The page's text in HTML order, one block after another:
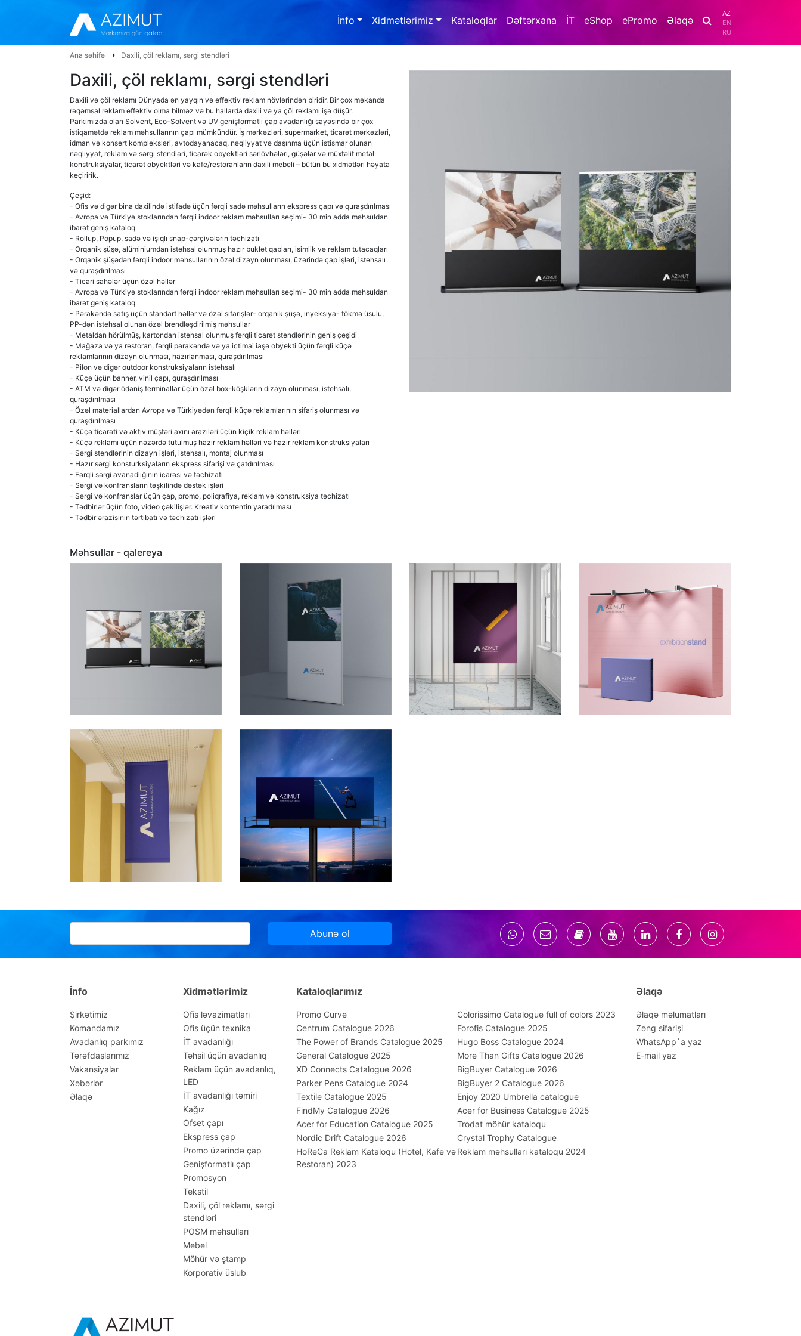
İnfo Xidmətlərimiz Kataloqlar Dəftərxana İT eShop ePromo Əlaqə
AZ
EN
RU
Ana səhifə Daxili, çöl reklamı, sərgi stendləri
Daxili, çöl reklamı, sərgi stendləri
Daxili və çöl reklamı Dünyada ən yayqın və effektiv reklam növlərindən biridir. Bir çox məkanda
rəqəmsal reklam effektiv olma bilməz və bu hallarda daxili və ya çöl reklamı işə düşür.
Parkımızda olan Solvent, Eco-Solvent və UV genişformatlı çap avadanlığı sayəsində bir çox
istiqamətdə reklam məhsullarının çapı mümkündür. İş mərkəzləri, supermarket, ticarət mərkəzləri,
idman və konsert kompleksləri, avtodayanacaq, nəqliyyat və daşınma üçün istismar olunan
nəqliyyat, reklam və sərgi stendləri, ticarək obyektləri sərlövhələri, güşələr və müxtəlif metal
konstruksiyalar, ticarət obyektləri və kafe/restoranların daxili mebeli – bütün bu xidmətləri həyata
keçiririk.
Çeşid:
- Ofis və digər bina daxilində istifadə üçün fərqli sadə məhsulların ekspress çapı və quraşdırılması
- Avropa və Türkiyə stoklarından fərqli indoor reklam məhsulları seçimi- 30 min adda məhsuldan
ibarət geniş kataloq
- Rollup, Popup, sadə və işıqlı snap-çərçivələrin təchizatı
- Orqanik şüşə, alüminiumdan istehsal olunmuş hazır buklet qabları, isimlik və reklam tutacaqları
- Orqanik şüşədən fərqli indoor məhsullarının özəl dizayn olunması, üzərində çap işləri, istehsalı
və quraşdırılması
- Ticari sahələr üçün özəl həllər
- Avropa və Türkiyə stoklarından fərqli indoor reklam məhsulları seçimi- 30 min adda məhsuldan
ibarət geniş kataloq
- Pərakəndə satış üçün standart həllər və özəl sifarişlər- orqanik şüşə, inyeksiya- tökmə üsulu,
PP-dən istehsal olunan özəl brendləşdirilmiş məhsullar
- Metaldan hörülmüş, kartondan istehsal olunmuş fərqli ticarət stendlərinin geniş çeşidi
- Mağaza və ya restoran, fərqli pərakəndə və ya ictimai iaşə obyekti üçün fərqli küçə
reklamlarının dizayn olunması, hazırlanması, quraşdırılması
- Pilon və digər outdoor konstruksiyaların istehsalı
- Küçə üçün banner, vinil çapı, quraşdırılması
- ATM və digər ödəniş terminallar üçün özəl box-köşklərin dizayn olunması, istehsalı,
quraşdırılması
- Özəl materiallardan Avropa və Türkiyədən fərqli küçə reklamlarının sifariş olunması və
quraşdırılması
- Küçə ticarəti və aktiv müştəri axını əraziləri üçün kiçik reklam həlləri
- Küçə reklamı üçün nəzərdə tutulmuş hazır reklam həlləri və hazır reklam konstruksiyaları
- Sərgi stendlərinin dizayn işləri, istehsalı, montaj olunması
- Hazır sərgi konsturksiyaların ekspress sifarişi və çatdırılması
- Fərqli sərgi avanadlığının icarəsi və təchizatı
- Sərgi və konfransların təşkilində dəstək işləri
- Sərgi və konfranslar üçün çap, promo, poliqrafiya, reklam və konstruksiya təchizatı
- Tədbirlər üçün foto, video çəkilişlər. Kreativ kontentin yaradılması
- Tədbir ərazisinin tərtibatı və təchizatı işləri
Məhsullar - qalereya
Abunə ol
İnfo
Şirkətimiz
Komandamız
Avadanlıq parkımız
Tərəfdaşlarımız
Vakansiyalar
Xəbərlər
Əlaqə
Xidmətlərimiz
Ofis ləvazimatları
Ofis üçün texnika
İT avadanlığı
Təhsil üçün avadanlıq
Reklam üçün avadanlıq,
LED
İT avadanlığı təmiri
Kağız
Ofset çapı
Ekspress çap
Promo üzərində çap
Genişformatlı çap
Promosyon
Tekstil
Daxili, çöl reklamı, sərgi
stendləri
POSM məhsulları
Mebel
Möhür və ştamp
Korporativ üslub
Kataloqlarımız
Promo Curve
Colorissimo Catalogue full of colors 2023
Centrum Catalogue 2026
Forofis Catalogue 2025
The Power of Brands Catalogue 2025
Hugo Boss Catalogue 2024
General Catalogue 2025
More Than Gifts Catalogue 2026
XD Connects Catalogue 2026
BigBuyer Catalogue 2026
Parker Pens Catalogue 2024
BigBuyer 2 Catalogue 2026
Textile Catalogue 2025
Enjoy 2020 Umbrella catalogue
FindMy Catalogue 2026
Acer for Business Catalogue 2025
Acer for Education Catalogue 2025
Trodat möhür kataloqu
Nordic Drift Catalogue 2026
Crystal Trophy Catalogue
HoReCa Reklam Kataloqu (Hotel, Kafe və
Restoran) 2023
Reklam məhsulları kataloqu 2024
Əlaqə
Əlaqə məlumatları
Zəng sifarişi
WhatsApp`a yaz
E-mail yaz